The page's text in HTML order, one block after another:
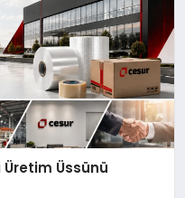
Üretim Üssünü